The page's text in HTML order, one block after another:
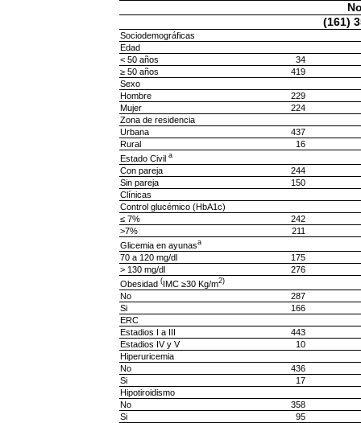
(161)
Sociodemográficas
Edad
< 50 años
34
≥ 50 años
419
Sexo
Hombre
229
Mujer
224
Zona de residencia
Urbana
437
Rural
16
Estado Civil a
Con pareja
244
Sin pareja
150
Clínicas
Control glucémico (HbA1c)
≤ 7%
242
>7%
211
Glicemia en ayunasa
70 a 120 mg/dl
175
> 130 mg/dl
276
Obesidad (IMC ≥30 Kg/m2)
No
287
Si
166
ERC
Estadios I a III
443
Estadios IV y V
10
Hiperuricemia
No
436
Si
17
Hipotiroidismo
No
358
Si
95